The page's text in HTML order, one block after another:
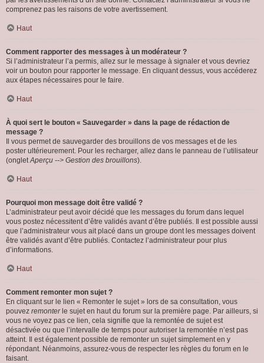
comprenez pas les raisons de votre avertissement.
Haut
Comment rapporter des messages à un modérateur ?
Si l’administrateur l’a permis, allez sur le message à signaler et vous devriez
voir un bouton pour rapporter le message. En cliquant dessus, vous accéderez
aux étapes nécessaires pour le faire.
Haut
À quoi sert le bouton « Sauvegarder » dans la page de rédaction de
message ?
Il vous permet de sauvegarder des brouillons de vos messages et de les
poster ultérieurement. Pour les recharger, allez dans le panneau de l’utilisateur
(ongletAperçu --> Gestion des brouillons).
Haut
Pourquoi mon message doit être validé ?
L’administrateur peut avoir décidé que les messages du forum dans lequel
vous postez nécessitent d’être validés avant d’être publiés. Il est possible aussi
que l’administrateur vous ait placé dans un groupe dont les messages doivent
être validés avant d’être publiés. Contactez l’administrateur pour plus
d’informations.
Haut
Comment remonter mon sujet ?
En cliquant sur le lien « Remonter le sujet » lors de sa consultation, vous
pouvez remonterle sujet en haut du forum sur la première page. Par ailleurs, si
vous ne voyez pas ce lien, cela signifie que la remontée de sujet est
désactivée ou que l’intervalle de temps pour autoriser la remontée n’est pas
atteint. Il est également possible de remonter un sujet simplement en y
répondant. Néanmoins, assurez-vous de respecter les règles du forum en le
faisant.